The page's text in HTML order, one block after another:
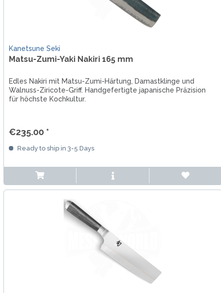
Kanetsune Seki
Matsu-Zumi-Yaki Nakiri 165 mm
Edles Nakiri mit Matsu-Zumi-Härtung, Damastklinge und
Walnuss-Ziricote-Griff. Handgefertigte japanische Präzision
für höchste Kochkultur.
€235.00 *
Ready to ship in 3-5 Days